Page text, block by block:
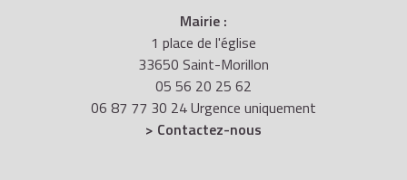
Mairie :
1 place de l'église
33650 Saint-Morillon
05 56 20 25 62
06 87 77 30 24 Urgence uniquement
> Contactez-nous